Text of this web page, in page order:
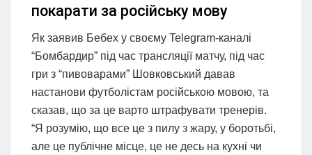
покарати за російську мову
Як заявив Бебех у своєму Telegram-каналі
“Бомбардир” під час трансляції матчу, під час
гри з “пивоварами” Шовковський давав
настанови футболістам російською мовою, та
сказав, що за це варто штрафувати тренерів.
“Я розумію, що все це з пилу з жару, у боротьбі,
але це публічне місце, це не десь на кухні чи